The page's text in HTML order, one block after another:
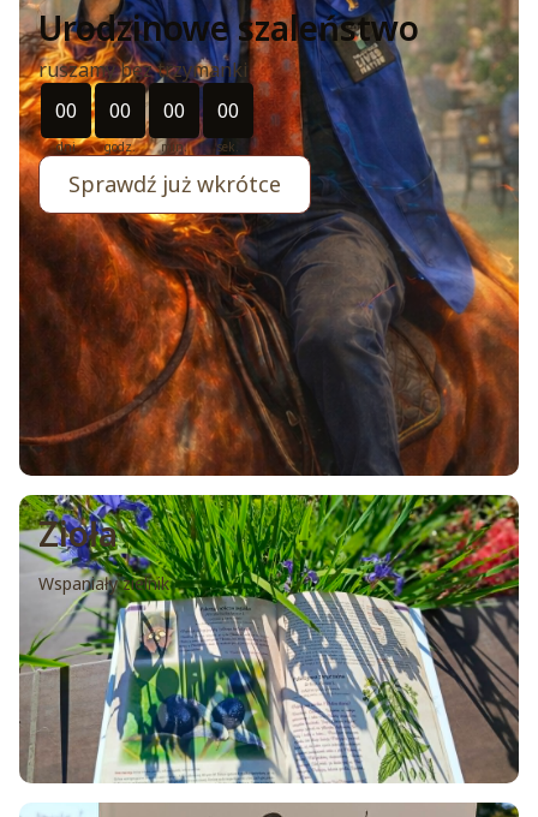
Urodzinowe szaleństwo
ruszamy bez trzymanki
Odliczanie czasu do: 2026-07-11 11:11:00
00
dni
00
godz.
00
min.
00
sek.
Sprawdź już wkrótce
Zioła
Wspaniały zielnik